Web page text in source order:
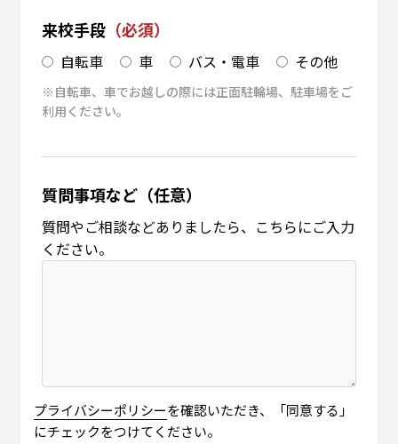
来校手段 （必須）
自転車 車 バス・電車 その他
※自転車、車でお越しの際には正面駐輪場、駐車場をご
利用ください。
質問事項など（任意）
質問やご相談などありましたら、こちらにご入力
ください。
プライバシーポリシーを確認いただき、「同意する」
にチェックをつけてください。